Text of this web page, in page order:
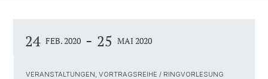
24 FEB. 2020 - 25 MAI 2020
VERANSTALTUNGEN, VORTRAGSREIHE / RINGVORLESUNG